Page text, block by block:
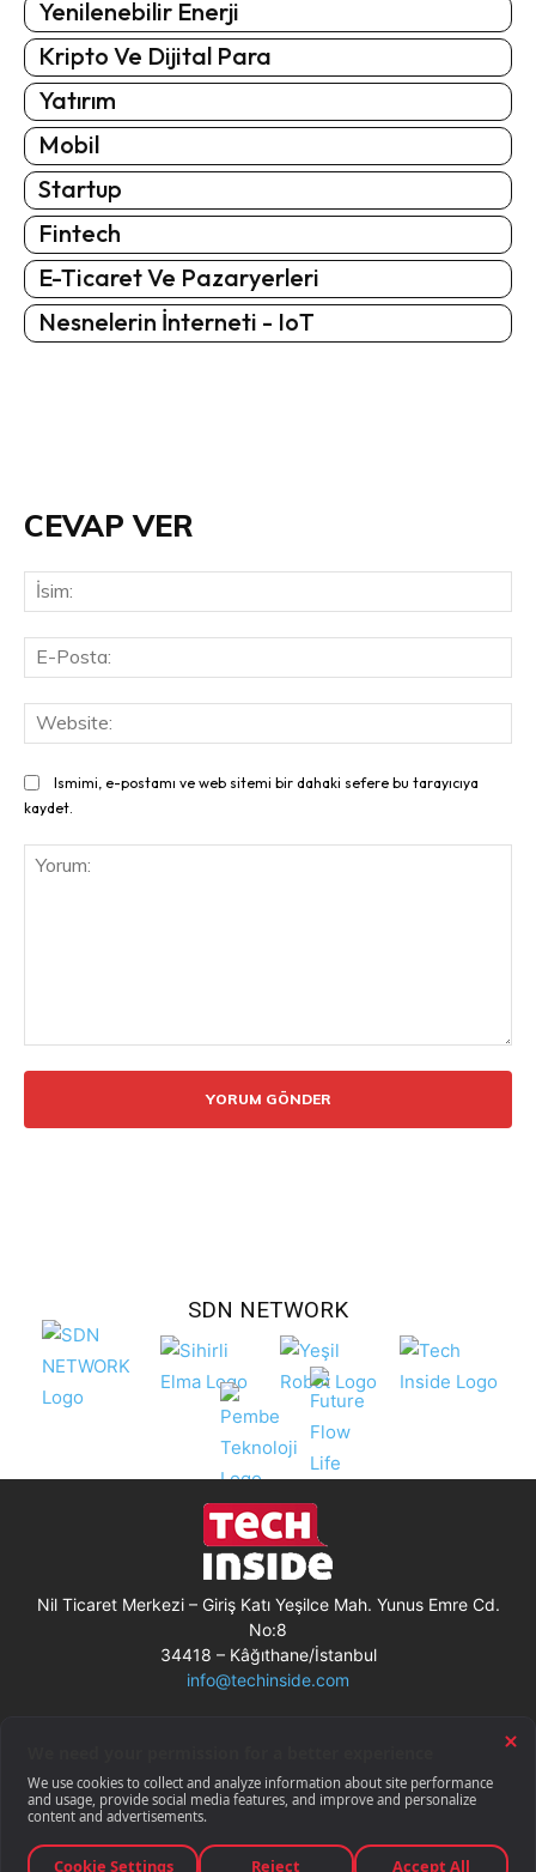
Yenilenebilir Enerji
Kripto Ve Dijital Para
Yatırım
Mobil
Startup
Fintech
E-Ticaret Ve Pazaryerleri
Nesnelerin İnterneti - IoT
CEVAP VER
Ismimi, e-postamı ve web sitemi bir dahaki sefere bu tarayıcıya
kaydet.
SDN NETWORK
Nil Ticaret Merkezi – Giriş Katı Yeşilce Mah. Yunus Emre Cd.
No:8
34418 – Kâğıthane/İstanbul
info@techinside.com
Gizlilik Bildirimi
RSS